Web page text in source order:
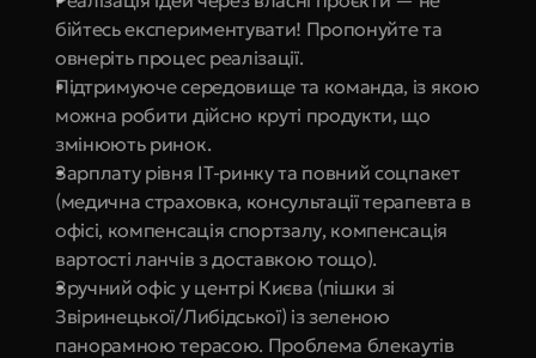
бійтесь експериментувати! Пропонуйте та
овнеріть процес реалізації.
Підтримуюче середовище та команда, із якою
можна робити дійсно круті продукти, що
змінюють ринок.
Зарплату рівня IT-ринку та повний соцпакет
(медична страховка, консультації терапевта в
офісі, компенсація спортзалу, компенсація
вартості ланчів з доставкою тощо).
Зручний офіс у центрі Києва (пішки зі
Звіринецької/Либідської) із зеленою
панорамною терасою. Проблема блекаутів